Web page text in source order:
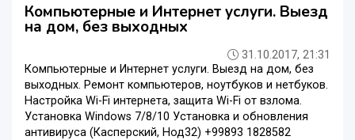
Компьютерные и Интернет услуги. Выезд
на дом, без выходных
31.10.2017, 21:31
Компьютерные и Интернет услуги. Выезд на дом, без
выходных. Ремонт компьютеров, ноутбуков и нетбуков.
Настройка Wi-Fi интернета, защита Wi-Fi от взлома.
Установка Windows 7/8/10 Установка и обновления
антивируса (Касперский, Нод32) +99893 1828582